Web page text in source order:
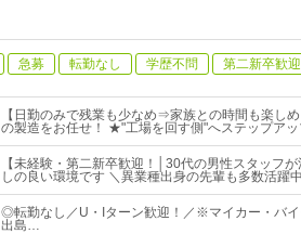
急募 転勤なし 学歴不問 第二新卒歓迎
【日勤のみで残業も少なめ⇒家族との時間も楽
の製造をお任せ！ ★"工場を回す側"へステップア
【未経験・第二新卒歓迎！│30代の男性スタッ
しの良い環境です ＼異業種出身の先輩も多数活躍
◎転勤なし／U・Iターン歓迎！／※マイカー・バ
出島…